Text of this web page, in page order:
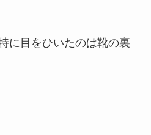
に目をひいたのは靴の裏